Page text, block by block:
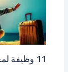
11 وظيفة لمحبي السفر